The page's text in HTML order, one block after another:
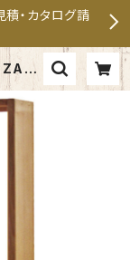
積・カタログ請
|
門メ
プ